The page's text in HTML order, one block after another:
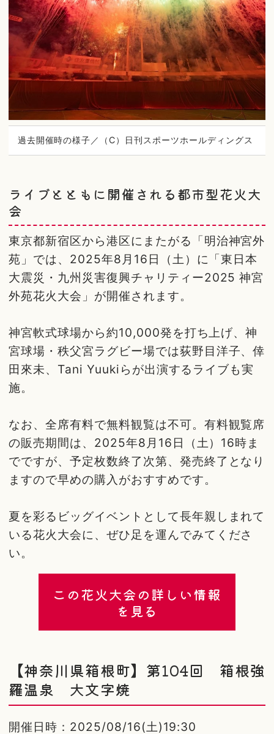
過去開催時の様子／（C）日刊スポーツホールディングス
ライブとともに開催される都市型花火大
会
東京都新宿区から港区にまたがる「明治神宮外
苑」では、2025年8月16日（土）に「東日本
大震災・九州災害復興チャリティー2025 神宮
外苑花火大会」が開催されます。
神宮軟式球場から約10,000発を打ち上げ、神
宮球場・秩父宮ラグビー場では荻野目洋子、倖
田來未、Tani Yuukiらが出演するライブも実
施。
なお、全席有料で無料観覧は不可。有料観覧席
の販売期間は、2025年8月16日（土）16時ま
でですが、予定枚数終了次第、発売終了となり
ますので早めの購入がおすすめです。
夏を彩るビッグイベントとして長年親しまれて
いる花火大会に、ぜひ足を運んでみてくださ
い。
この花火大会の詳しい情報
を見る
【神奈川県箱根町】第104回 箱根強
羅温泉 大文字焼
開催日時：2025/08/16(土)19:30